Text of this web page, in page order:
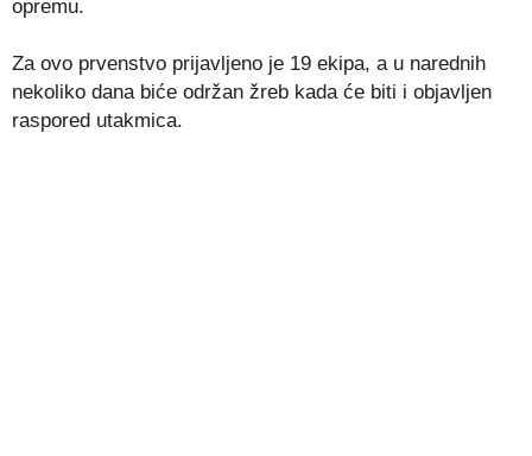
opremu.
Za ovo prvenstvo prijavljeno je 19 ekipa, a u narednih
nekoliko dana biće održan žreb kada će biti i objavljen
raspored utakmica.